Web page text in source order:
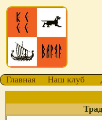
Главная Наш клуб